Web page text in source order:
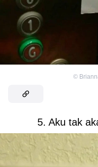
©
5. Aku tak